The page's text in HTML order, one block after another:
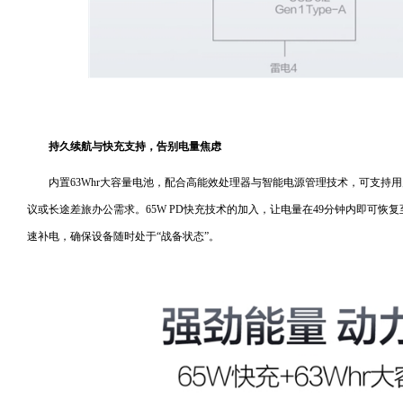
持久续航与快充支持，告别电量焦虑
内置63Whr大容量电池，配合高能效处理器与智能电源管理技术，可支持
议或长途差旅办公需求。65W PD快充技术的加入，让电量在49分钟内即可恢
速补电，确保设备随时处于“战备状态”。